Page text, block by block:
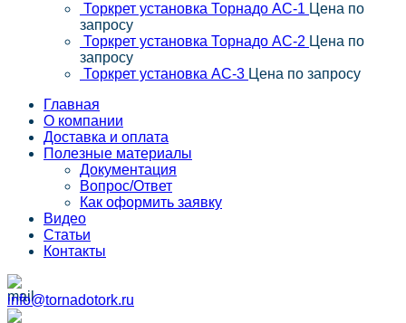
Торкрет установка Торнадо АС-1 Цена по
запросу
Торкрет установка Торнадо АС-2 Цена по
запросу
Торкрет установка АС-3 Цена по запросу
Главная
О компании
Доставка и оплата
Полезные материалы
Документация
Вопрос/Ответ
Как оформить заявку
Видео
Статьи
Контакты
info@tornadotork.ru